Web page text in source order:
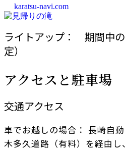
karatsu-navi.com
ライトアップ： 期間中
定）
アクセスと駐車場
交通アクセス
車でお越しの場合： 長崎自
木多久道路（有料）を経由し